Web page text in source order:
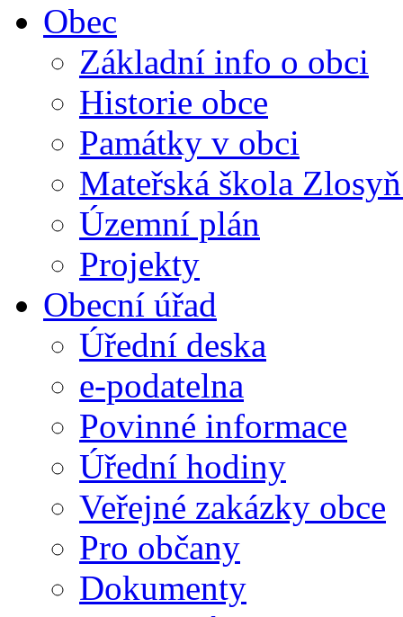
Obec
Základní info o obci
Historie obce
Památky v obci
Mateřská škola
Územní plán
Projekty
Obecní úřad
Úřední deska
e-podatelna
Povinné informace
Úřední hodiny
Veřejné zakázky obce
Pro občany
Dokumenty